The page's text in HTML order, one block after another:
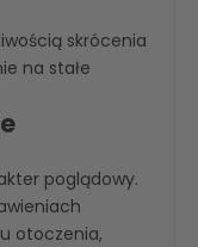
skrócenia
na stałe
poglądowy.
otoczenia,